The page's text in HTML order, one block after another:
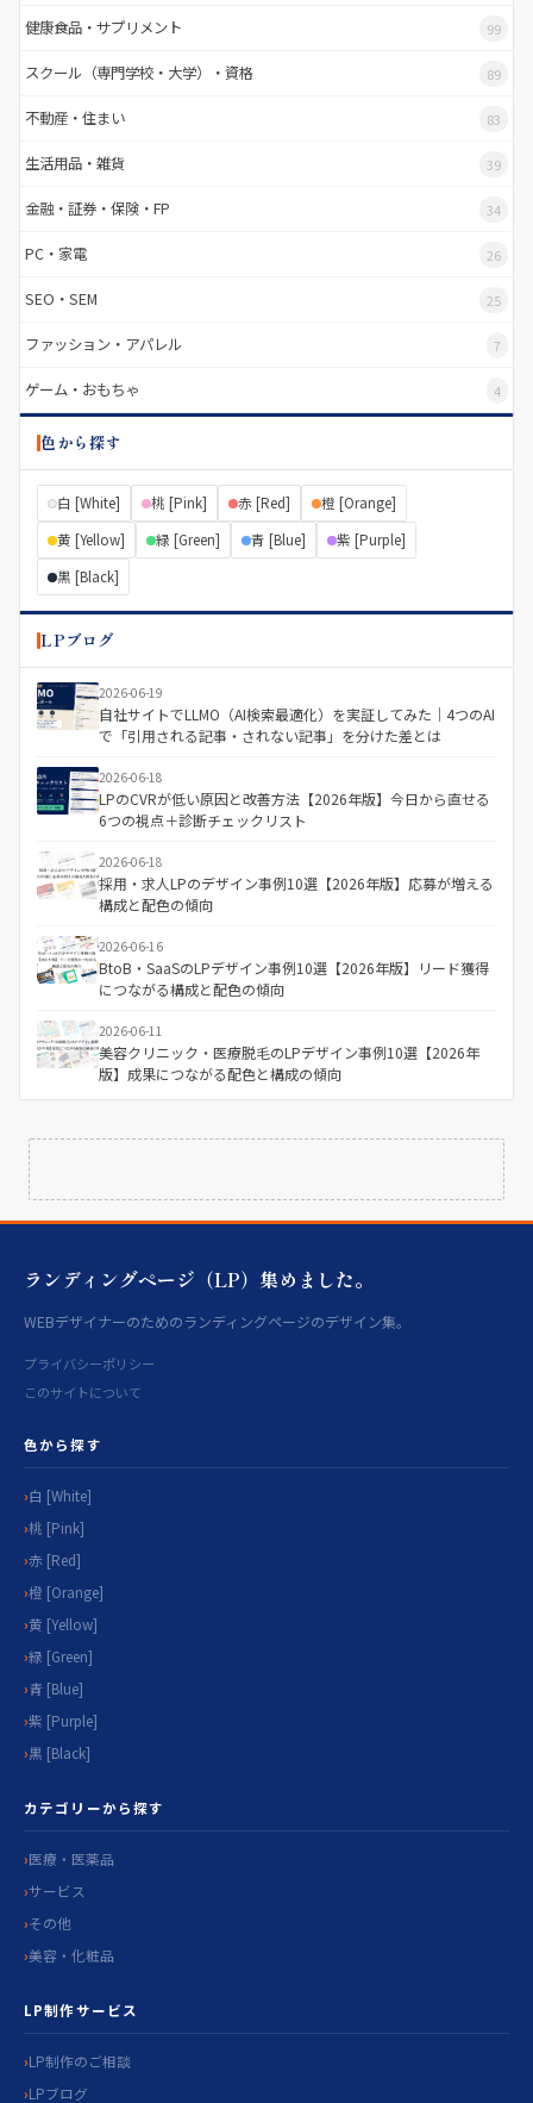
健康食品・サプリメント 99
スクール（専門学校・大学）・資格 89
不動産・住まい 83
生活用品・雑貨 39
金融・証券・保険・FP 34
PC・家電 26
SEO・SEM 25
ファッション・アパレル 7
ゲーム・おもちゃ 4
色から探す
白 [White] 桃 [Pink] 赤 [Red]
橙 [Orange]
黄 [Yellow]
緑 [Green] 青 [Blue]
紫 [Purple]
黒 [Black]
LPブログ
2026-06-19
自社サイトでLLMO（AI検索最適化）を実証してみた｜4つのAI
で「引用される記事・されない記事」を分けた差とは
2026-06-18
LPのCVRが低い原因と改善方法【2026年版】今日から直せる
6つの視点＋診断チェックリスト
2026-06-18
採用・求人LPのデザイン事例10選【2026年版】応募が増える
構成と配色の傾向
2026-06-16
BtoB・SaaSのLPデザイン事例10選【2026年版】リード獲得
につながる構成と配色の傾向
2026-06-11
美容クリニック・医療脱毛のLPデザイン事例10選【2026年
版】成果につながる配色と構成の傾向
ランディングページ（LP）集めました。
WEBデザイナーのためのランディングページのデザイン集。
プライバシーポリシー
このサイトについて
色から探す
白 [White]
桃 [Pink]
赤 [Red]
橙 [Orange]
黄 [Yellow]
緑 [Green]
青 [Blue]
紫 [Purple]
黒 [Black]
カテゴリーから探す
医療・医薬品
サービス
その他
美容・化粧品
LP制作サービス
LP制作のご相談
LPブログ